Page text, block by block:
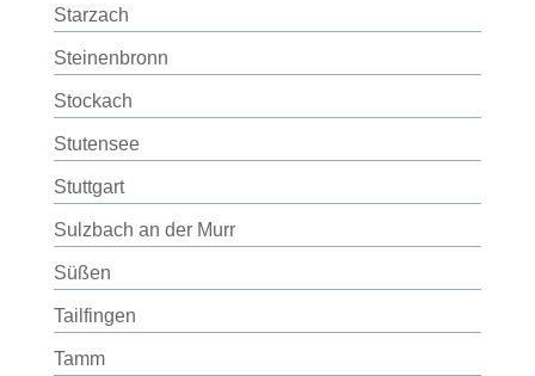
Starzach
Steinenbronn
Stockach
Stutensee
Stuttgart
Sulzbach an der Murr
Süßen
Tailfingen
Tamm